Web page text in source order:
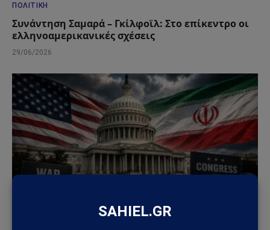
ΠΟΛΙΤΙΚΉ
Συνάντηση Σαμαρά – Γκίλφοϊλ: Στο επίκεντρο οι
ελληνοαμερικανικές σχέσεις
29/06/2026